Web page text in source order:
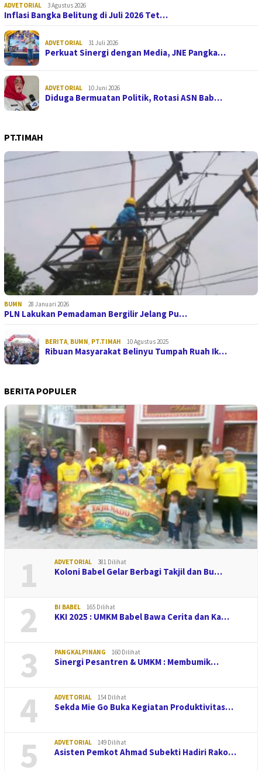
ADVETORIAL 3 Agustus 2026
Inflasi Bangka Belitung di Juli 2026 Tet…
ADVETORIAL 31 Juli 2026
Perkuat Sinergi dengan Media, JNE Pangka…
ADVETORIAL 10 Juni 2026
Diduga Bermuatan Politik, Rotasi ASN Bab…
PT.TIMAH
BUMN 28 Januari 2026
PLN Lakukan Pemadaman Bergilir Jelang Pu…
BERITA BUMN PT.TIMAH 10 Agustus 2025
Ribuan Masyarakat Belinyu Tumpah Ruah Ik…
BERITA POPULER
1 ADVETORIAL 381 Dilihat
Koloni Babel Gelar Berbagi Takjil dan Bu…
2 BI BABEL 165 Dilihat
KKI 2025 : UMKM Babel Bawa Cerita dan Ka…
3 PANGKALPINANG 160 Dilihat
Sinergi Pesantren & UMKM : Membumik…
4 ADVETORIAL 154 Dilihat
Sekda Mie Go Buka Kegiatan Produktivitas…
5 ADVETORIAL 149 Dilihat
Asisten Pemkot Ahmad Subekti Hadiri Rako…